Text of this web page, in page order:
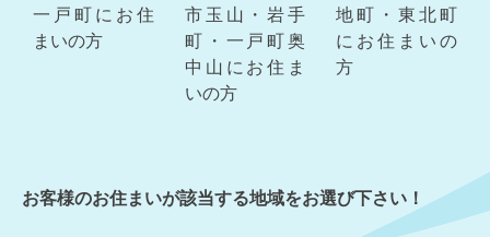
一戸町にお住
まいの方
市玉山・岩手
町・一戸町奥
中山にお住ま
いの方
地町・東北町
にお住まいの
方
お客様のお住まいが該当する地域をお選び下さい！